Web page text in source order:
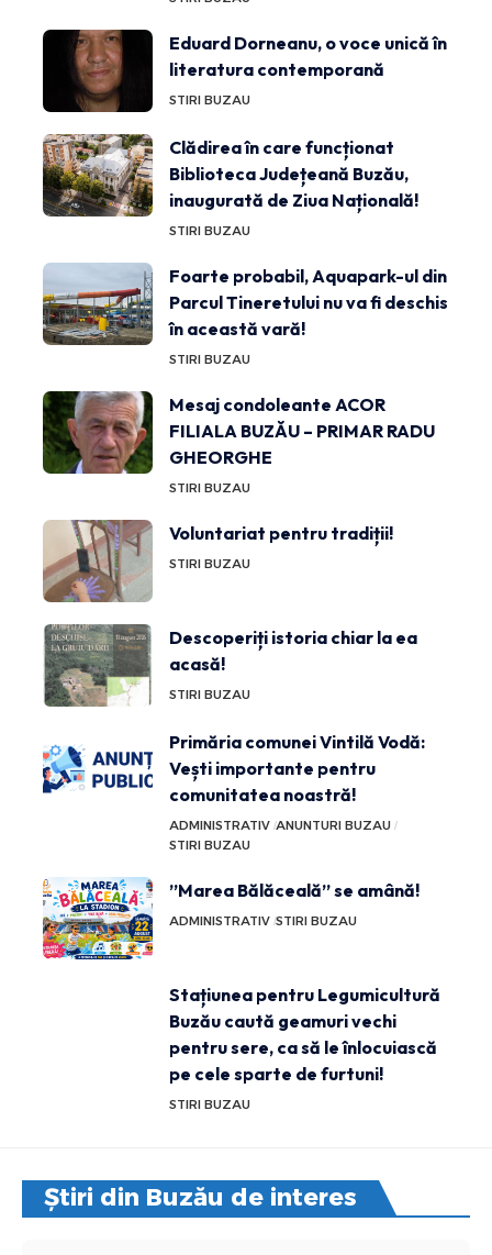
Eduard Dorneanu, o voce unică în
literatura contemporană
STIRI BUZAU
Clădirea în care funcționat
Biblioteca Județeană Buzău,
inaugurată de Ziua Națională!
STIRI BUZAU
Foarte probabil, Aquapark-ul din
Parcul Tineretului nu va fi deschis
în această vară!
STIRI BUZAU
Mesaj condoleante ACOR
FILIALA BUZĂU – PRIMAR RADU
GHEORGHE
STIRI BUZAU
Voluntariat pentru tradiții!
STIRI BUZAU
Descoperiți istoria chiar la ea
acasă!
STIRI BUZAU
Primăria comunei Vintilă Vodă:
Vești importante pentru
comunitatea noastră!
ADMINISTRATIV ANUNTURI BUZAU
STIRI BUZAU
”Marea Bălăceală” se amână!
ADMINISTRATIV STIRI BUZAU
Stațiunea pentru Legumicultură
Buzău caută geamuri vechi
pentru sere, ca să le înlocuiască
pe cele sparte de furtuni!
STIRI BUZAU
Știri din Buzău de interes